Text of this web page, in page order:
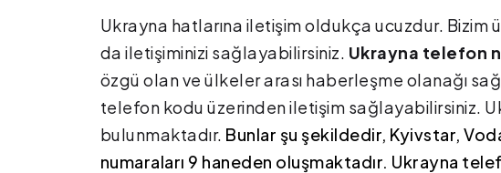
Ukrayna hatlarına iletişim oldukça ucuzdur.
da iletişiminizi sağlayabilirsiniz. Ukrayna telefon
özgü olan ve ülkeler arası haberleşme olanağı
telefon kodu üzerinden iletişim sağlayabilirsiniz.
bulunmaktadır. Bunlar şu şekildedir, Kyivstar,
numaraları 9 haneden oluşmaktadır. Ukrayna